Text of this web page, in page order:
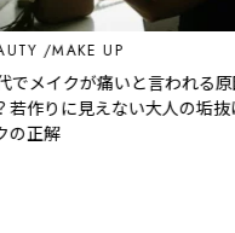
MAKE UP
イクが痛いと言われる原因は
りに見えない大人の垢抜けメ
解